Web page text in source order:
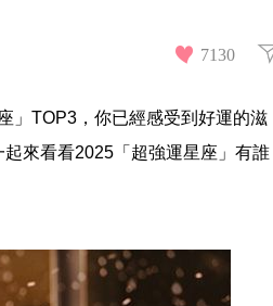
7130
」TOP3，你已經感受到好運的滋
來看看2025「超強運星座」有誰